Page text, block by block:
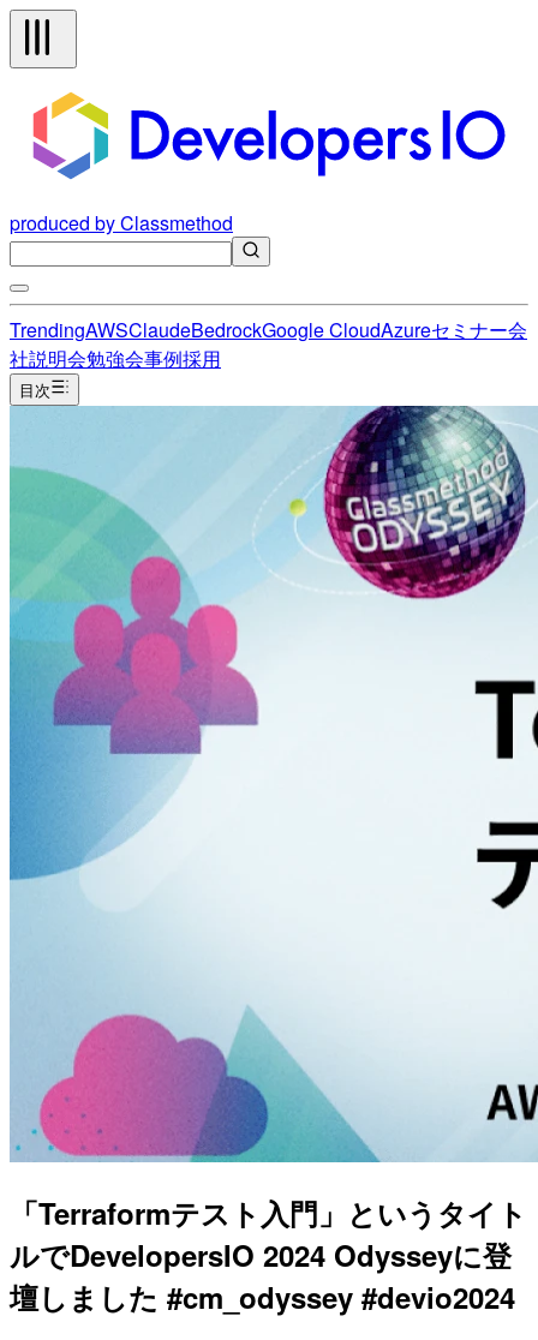
produced by Classmethod
TrendingAWSClaudeBedrockGoogle CloudAzureセミナー会
社説明会勉強会事例採用
目次
「Terraformテスト入門」というタイト
ルでDevelopersIO 2024 Odysseyに登
壇しました #cm_odyssey #devio2024